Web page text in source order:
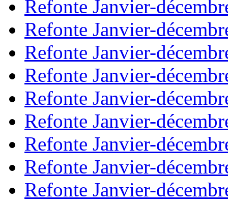
Refonte Janvier-
Refonte Janvier-
Refonte Janvier-
Refonte Janvier-
Refonte Janvier-
Refonte Janvier-
Refonte Janvier-
Refonte Janvier-
Refonte Janvier-